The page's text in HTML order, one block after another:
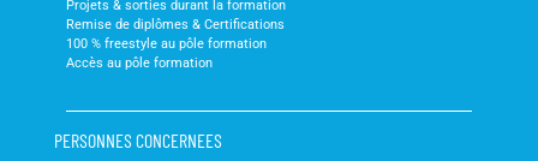
Projets & sorties durant la formation
Remise de diplômes & Certifications
100 % freestyle au pôle formation
Accès au pôle formation
PERSONNES CONCERNEES